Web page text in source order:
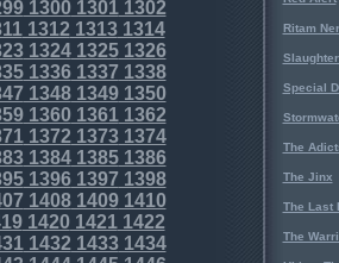
130013011302
1312 13131314
132413251326
13361337 1338
134813491350
136013611362
1372 13731374
138413851386
13961397 1398
140814091410
142014211422
1432 14331434
Ritam
Special
The
The Jinx
The Last
The